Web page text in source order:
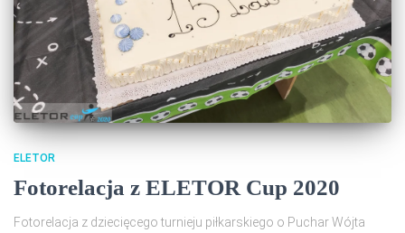
ELETOR
Fotorelacja z ELETOR Cup 2020
Fotorelacja z dziecięcego turnieju piłkarskiego o Puchar Wójta